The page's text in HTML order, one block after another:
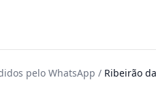
pelo WhatsApp / Ribeirão